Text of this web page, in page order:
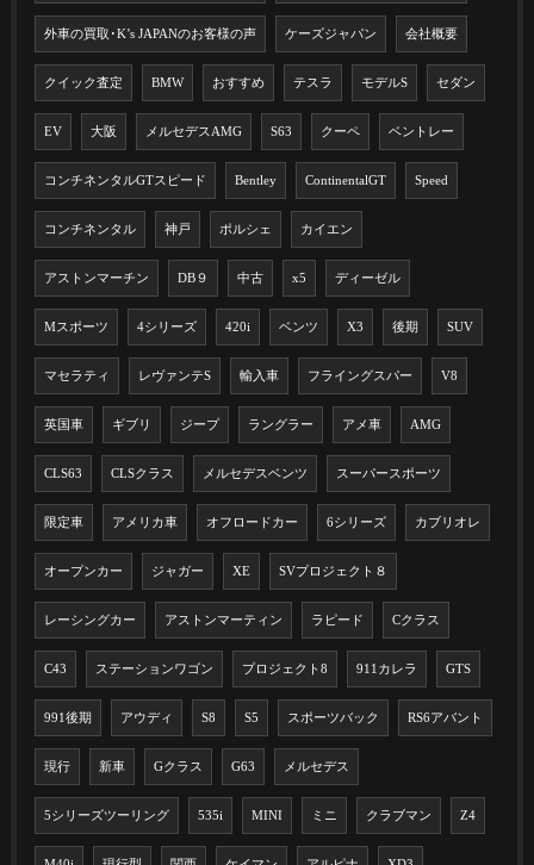
外車の買取･K’s JAPANのお客様の声 ケーズジャパン 会社概要
クイック査定 BMW おすすめ テスラ モデルS セダン
EV 大阪 メルセデスAMG S63 クーペ ベントレー
コンチネンタルGTスピード Bentley ContinentalGT Speed
コンチネンタル 神戸 ポルシェ カイエン
アストンマーチン DB９ 中古 x5 ディーゼル
Mスポーツ 4シリーズ 420i ベンツ X3 後期 SUV
マセラティ レヴァンテS 輸入車 フライングスパー V8
英国車 ギブリ ジープ ラングラー アメ車 AMG
CLS63 CLSクラス メルセデスベンツ スーパースポーツ
限定車 アメリカ車 オフロードカー 6シリーズ カブリオレ
オープンカー ジャガー XE SVプロジェクト８
レーシングカー アストンマーティン ラピード Cクラス
C43 ステーションワゴン プロジェクト8 911カレラ GTS
991後期 アウディ S8 S5 スポーツバック RS6アバント
現行 新車 Gクラス G63 メルセデス
5シリーズツーリング 535i MINI ミニ クラブマン Z4